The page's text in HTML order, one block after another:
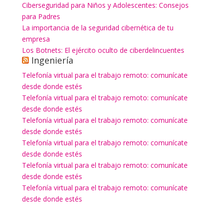
Ciberseguridad para Niños y Adolescentes: Consejos
para Padres
La importancia de la seguridad cibernética de tu
empresa
Los Botnets: El ejército oculto de ciberdelincuentes
Ingeniería
Telefonía virtual para el trabajo remoto: comunícate
desde donde estés
Telefonía virtual para el trabajo remoto: comunícate
desde donde estés
Telefonía virtual para el trabajo remoto: comunícate
desde donde estés
Telefonía virtual para el trabajo remoto: comunícate
desde donde estés
Telefonía virtual para el trabajo remoto: comunícate
desde donde estés
Telefonía virtual para el trabajo remoto: comunícate
desde donde estés